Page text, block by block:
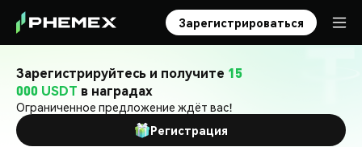
Зарегистрироваться
Зарегистрируйтесь и получите 15
000 USDT в наградах
Ограниченное предложение ждёт вас!
Регистрация